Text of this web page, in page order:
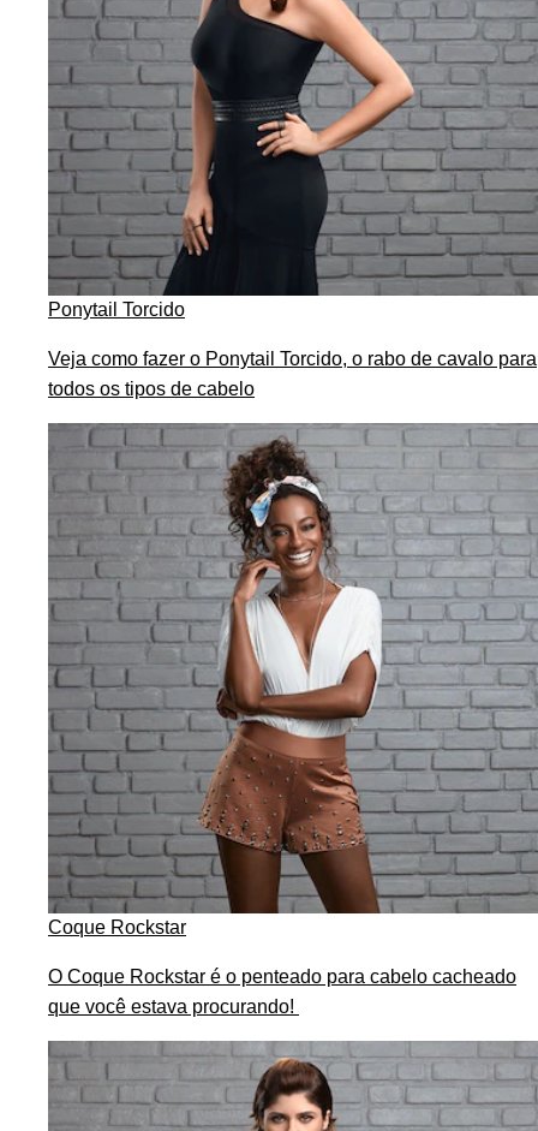
Ponytail Torcido
Veja como fazer o Ponytail Torcido, o rabo de cavalo para
todos os tipos de cabelo
Coque Rockstar
O Coque Rockstar é o penteado para cabelo cacheado
que você estava procurando!